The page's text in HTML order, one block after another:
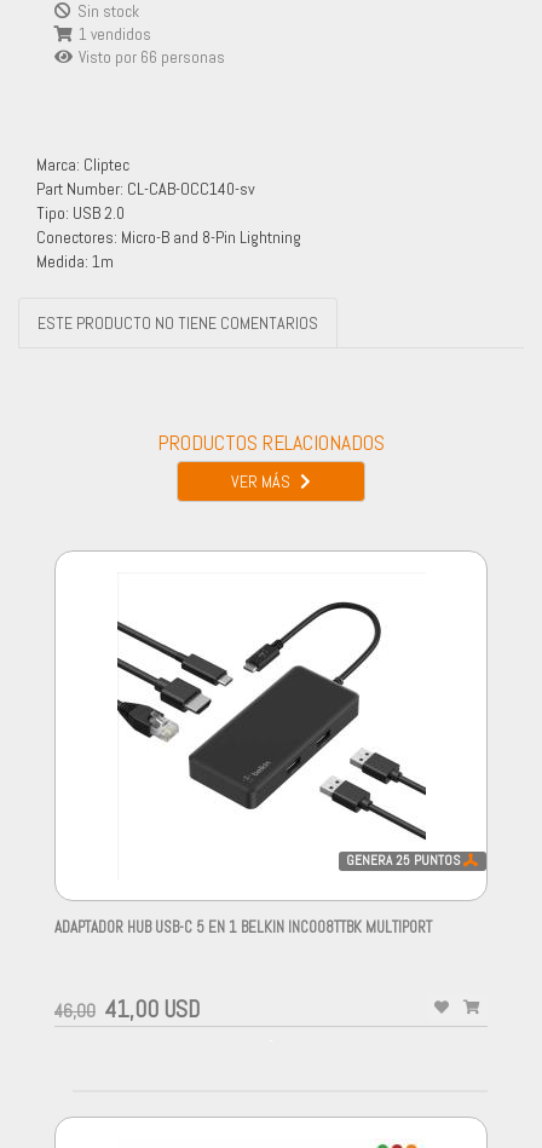
Sin stock
1 vendidos
Visto por 66 personas
Marca: Cliptec
Part Number: CL-CAB-OCC140-sv
Tipo: USB 2.0
Conectores: Micro-B and 8-Pin Lightning
Medida: 1m
ESTE PRODUCTO NO TIENE COMENTARIOS
PRODUCTOS RELACIONADOS
VER MÁS
GENERA25 PUNTOS
ADAPTADOR HUB USB-C 5 EN 1 BELKIN INC008TTBK MULTIPORT
46,00 41,00 USD